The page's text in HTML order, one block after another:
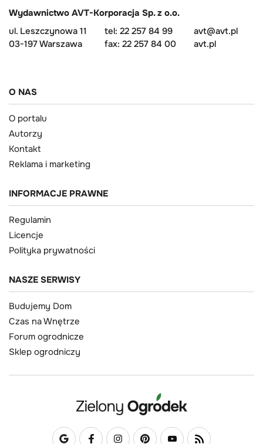
Wydawnictwo AVT-Korporacja Sp. z o.o.
ul. Leszczynowa 11
03-197 Warszawa
tel: 22 257 84 99
fax: 22 257 84 00
avt@avt.pl
avt.pl
O NAS
O portalu
Autorzy
Kontakt
Reklama i marketing
INFORMACJE PRAWNE
Regulamin
Licencje
Polityka prywatności
NASZE SERWISY
Budujemy Dom
Czas na Wnętrze
Forum ogrodnicze
Sklep ogrodniczy